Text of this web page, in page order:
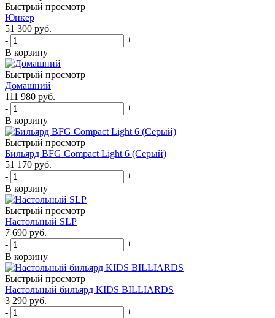
Быстрый просмотр
Юнкер
51 300 руб.
-
+
В корзину
Быстрый просмотр
Домашний
111 980 руб.
-
+
В корзину
Быстрый просмотр
Бильярд BFG Compact Light 6 (Серый)
51 170 руб.
-
+
В корзину
Быстрый просмотр
Настольный SLP
7 690 руб.
-
+
В корзину
Быстрый просмотр
Настольный бильярд KIDS BILLIARDS
3 290 руб.
-
+